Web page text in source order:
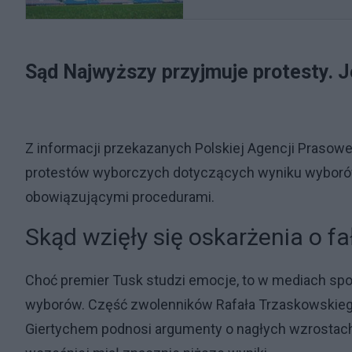
Sąd Najwyższy przyjmuje protesty.
Z informacji przekazanych Polskiej Agencji
protestów wyborczych dotyczących wyniku
obowiązującymi procedurami.
Skąd wzięły się oskarżenia o
Choć premier Tusk studzi emocje, to w mediach
wyborów. Część zwolenników Rafała
Giertychem podnosi argumenty o nagłych